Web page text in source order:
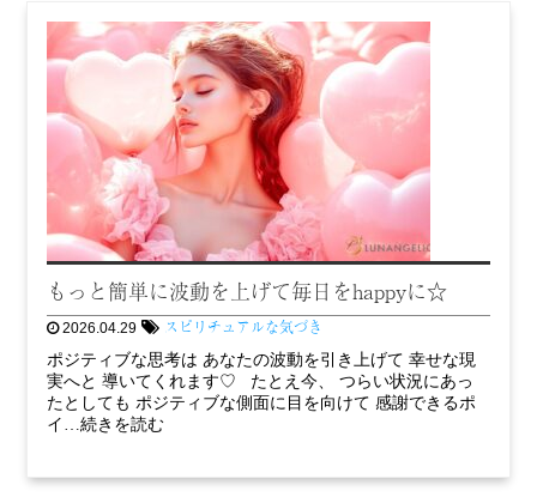
もっと簡単に波動を上げて毎日をhappyに☆
2026.04.29 スピリチュアルな気づき
ポジティブな思考は あなたの波動を引き上げて 幸せな現
実へと 導いてくれます♡ たとえ今、 つらい状況にあっ
たとしても ポジティブな側面に目を向けて 感謝できるポ
イ…続きを読む